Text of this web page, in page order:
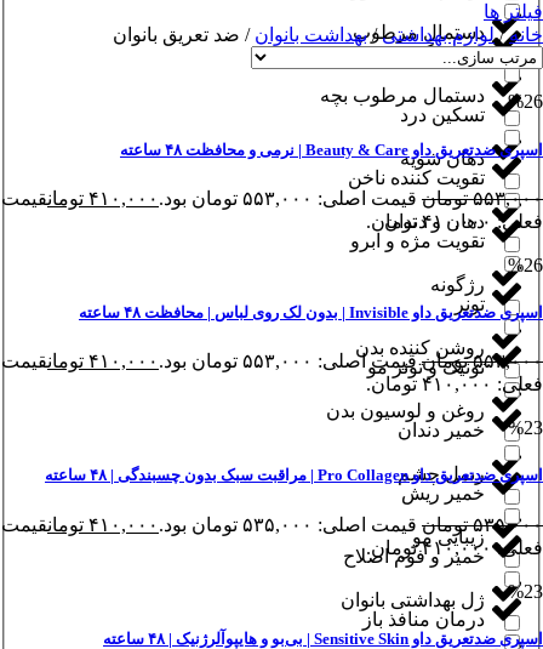
دستمال مرطوب
دستمال مرطوب بچه
دهان شویه
دهان و دندان
رژگونه
روشن کننده بدن
روغن و لوسیون بدن
ریمل چشم
زیبایی مو
ژل بهداشتی بانوان
ترمیم کننده مو
تسکین درد
تقویت کننده ناخن
تقویت مژه و ابرو
تونر
تونیک و تونر مو
خمیر دندان
خمیر ریش
خمیر و فوم اصلاح
درمان منافذ باز
فیلتر ها
خانه/لوازم بهداشتی/بهداشت بانوان / ضد تعریق بانوان
%26
اسپری ضدتعریق داو Beauty & Care | نرمی و محافظت ۴۸ ساعته
۵۵۳,۰۰۰ تومان قیمت اصلی: ۵۵۳,۰۰۰ تومان بود. ۴۱۰,۰۰۰ تومانقیمت
فعلی: ۴۱۰,۰۰۰ تومان.
%26
اسپری ضدتعریق داو Invisible | بدون لک روی لباس‌ | محافظت ۴۸ ساعته
۵۵۳,۰۰۰ تومان قیمت اصلی: ۵۵۳,۰۰۰ تومان بود. ۴۱۰,۰۰۰ تومانقیمت
فعلی: ۴۱۰,۰۰۰ تومان.
%23
اسپری ضدتعریق داو Pro Collagen | مراقبت سبک بدون چسبندگی | ۴۸ ساعته
۵۳۵,۰۰۰ تومان قیمت اصلی: ۵۳۵,۰۰۰ تومان بود. ۴۱۰,۰۰۰ تومانقیمت
فعلی: ۴۱۰,۰۰۰ تومان.
%23
اسپری ضدتعریق داو Sensitive Skin | بی‌بو و هایپوآلرژنیک | ۴۸ ساعته